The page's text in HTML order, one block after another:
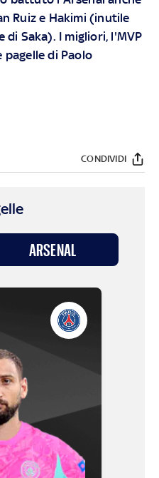
Ruiz e Hakimi (inutile
di Saka). I migliori, l'MVP
pagelle di Paolo
CONDIVIDI
ARSENAL